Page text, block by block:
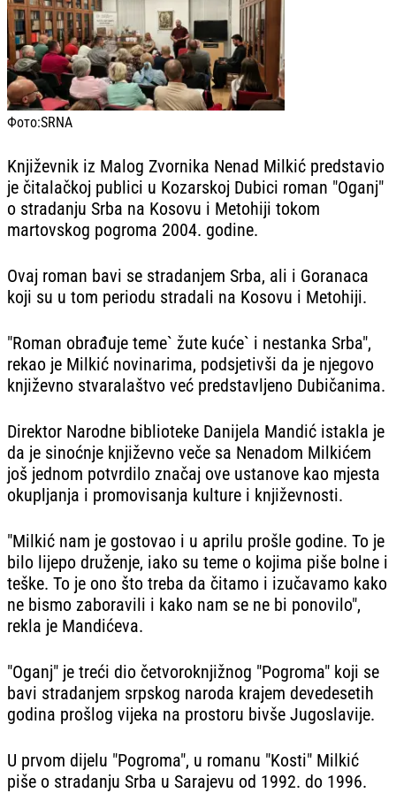
Фото:SRNA
Književnik iz Malog Zvornika Nenad Milkić predstavio
je čitalačkoj publici u Kozarskoj Dubici roman "Oganj"
o stradanju Srba na Kosovu i Metohiji tokom
martovskog pogroma 2004. godine.
Ovaj roman bavi se stradanjem Srba, ali i Goranaca
koji su u tom periodu stradali na Kosovu i Metohiji.
"Roman obrađuje teme` žute kuće` i nestanka Srba",
rekao je Milkić novinarima, podsjetivši da je njegovo
književno stvaralaštvo već predstavljeno Dubičanima.
Direktor Narodne biblioteke Danijela Mandić istakla je
da je sinoćnje književno veče sa Nenadom Milkićem
još jednom potvrdilo značaj ove ustanove kao mjesta
okupljanja i promovisanja kulture i književnosti.
"Milkić nam je gostovao i u aprilu prošle godine. To je
bilo lijepo druženje, iako su teme o kojima piše bolne i
teške. To je ono što treba da čitamo i izučavamo kako
ne bismo zaboravili i kako nam se ne bi ponovilo",
rekla je Mandićeva.
"Oganj" je treći dio četvoroknjižnog "Pogroma" koji se
bavi stradanjem srpskog naroda krajem devedesetih
godina prošlog vijeka na prostoru bivše Jugoslavije.
U prvom dijelu "Pogroma", u romanu "Kosti" Milkić
piše o stradanju Srba u Sarajevu od 1992. do 1996.